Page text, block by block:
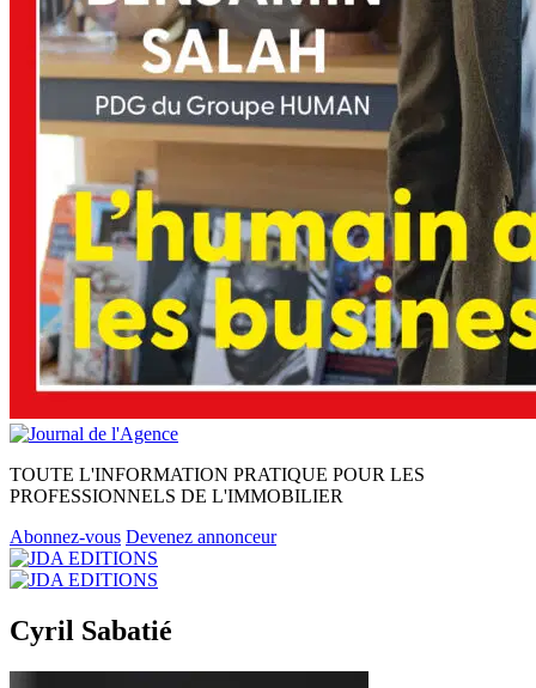
TOUTE L'INFORMATION PRATIQUE POUR LES
PROFESSIONNELS DE L'IMMOBILIER
Abonnez-vous Devenez annonceur
Cyril Sabatié